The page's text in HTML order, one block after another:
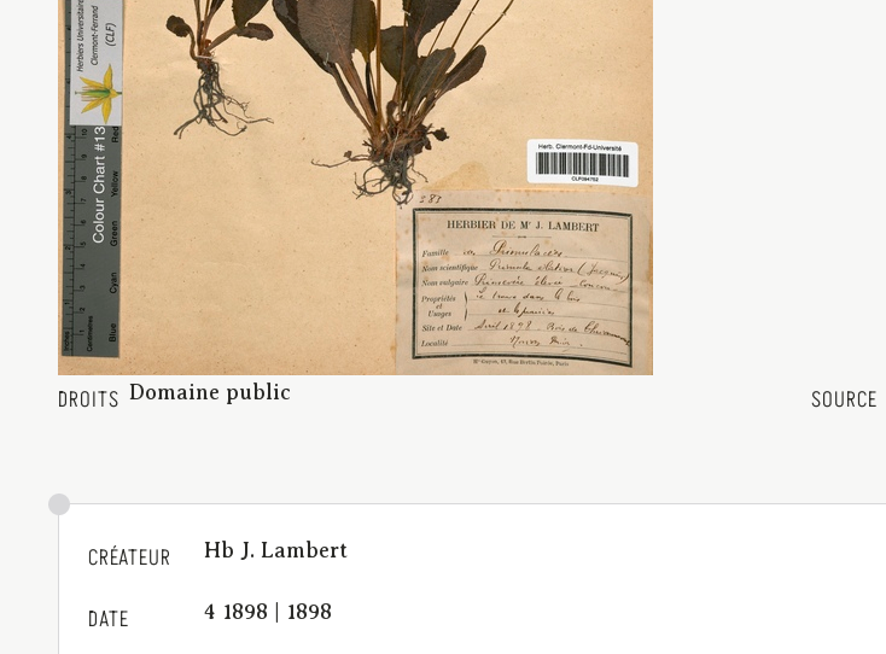
DROITS Domaine public SOURCE
CRÉATEUR Hb J. Lambert
DATE 4 1898 | 1898